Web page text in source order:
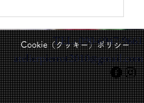
Cookie（クッキー）ポリシー
TEL: 090-6947-9661
atelierpierrot2010@gmail.com